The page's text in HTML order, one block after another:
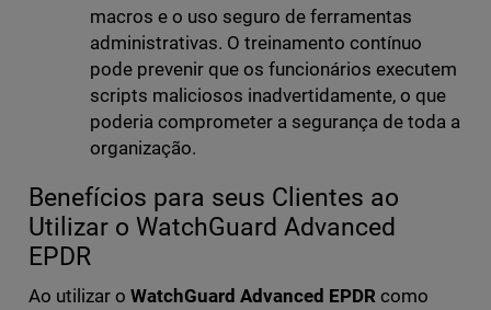
macros e o uso seguro de ferramentas
administrativas. O treinamento contínuo
pode prevenir que os funcionários executem
scripts maliciosos inadvertidamente, o que
poderia comprometer a segurança de toda a
organização.
Benefícios para seus Clientes ao
Utilizar o WatchGuard Advanced
EPDR
Ao utilizar o WatchGuard Advanced EPDR como